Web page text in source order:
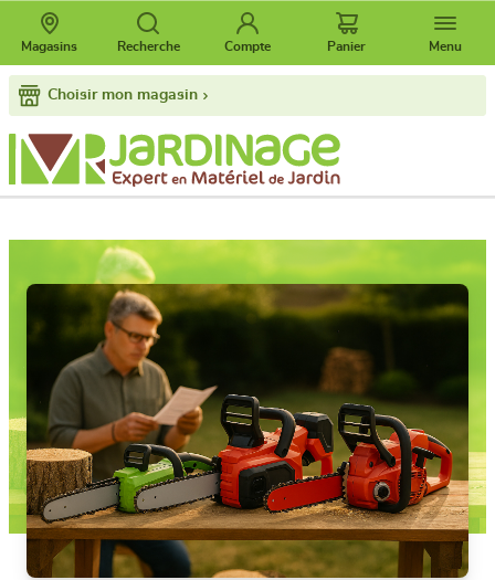
Choisir mon magasin
Magasins Recherche Compte Panier Menu